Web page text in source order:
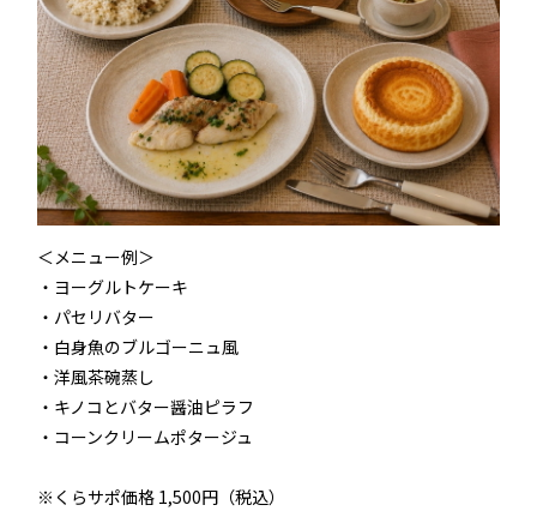
＜メニュー例＞
・ヨーグルトケーキ
・パセリバター
・白身魚のブルゴーニュ風
・洋風茶碗蒸し
・キノコとバター醤油ピラフ
・コーンクリームポタージュ
※くらサポ価格 1,500円（税込）